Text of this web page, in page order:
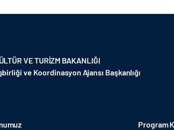
VE TURİZM BAKANLIĞI
ve Koordinasyon Ajansı Başkanlığı
Program